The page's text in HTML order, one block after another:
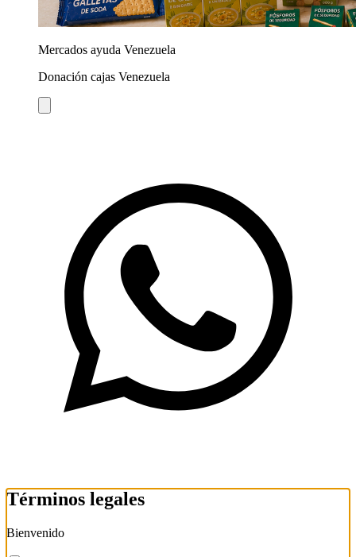
Mercados ayuda Venezuela
Donación cajas Venezuela
Términos legales
Bienvenido